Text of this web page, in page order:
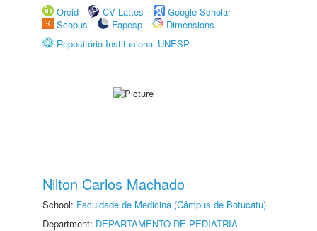
Orcid
CV Lattes
Google Scholar
Scopus
Fapesp
Dimensions
Repositório Institucional UNESP
Nilton Carlos Machado
School: Faculdade de Medicina (Câmpus de Botucatu)
Department: DEPARTAMENTO DE PEDIATRIA